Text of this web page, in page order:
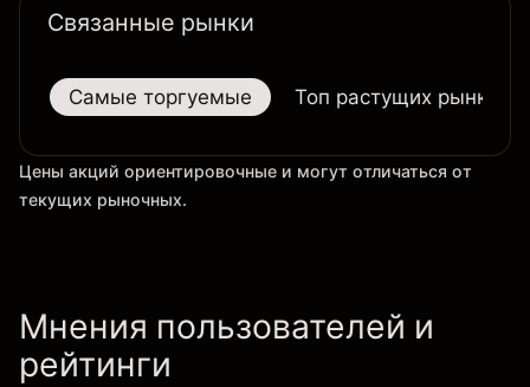
Связанные рынки
Самые торгуемые Топ растущих рынков
Цены акций ориентировочные и могут отличаться от
текущих рыночных.
Мнения пользователей и
рейтинги